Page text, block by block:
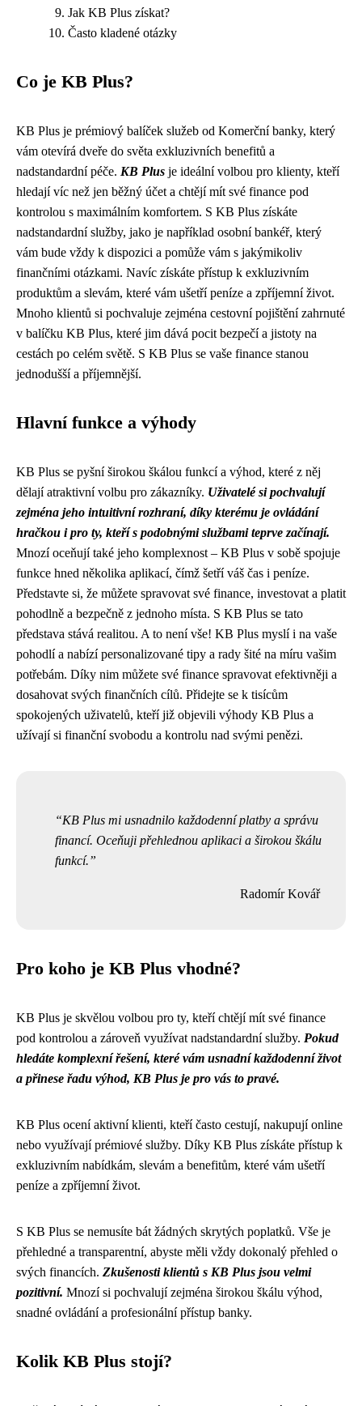
Jak KB Plus získat?
Často kladené otázky
Co je KB Plus?
KB Plus je prémiový balíček služeb od Komerční banky, který
vám otevírá dveře do světa exkluzivních benefitů a
nadstandardní péče. KB Plus je ideální volbou pro klienty, kteří
hledají víc než jen běžný účet a chtějí mít své finance pod
kontrolou s maximálním komfortem. S KB Plus získáte
nadstandardní služby, jako je například osobní bankéř, který
vám bude vždy k dispozici a pomůže vám s jakýmikoliv
finančními otázkami. Navíc získáte přístup k exkluzivním
produktům a slevám, které vám ušetří peníze a zpříjemní život.
Mnoho klientů si pochvaluje zejména cestovní pojištění zahrnuté
v balíčku KB Plus, které jim dává pocit bezpečí a jistoty na
cestách po celém světě. S KB Plus se vaše finance stanou
jednodušší a příjemnější.
Hlavní funkce a výhody
KB Plus se pyšní širokou škálou funkcí a výhod, které z něj
dělají atraktivní volbu pro zákazníky. Uživatelé si pochvalují
zejména jeho intuitivní rozhraní, díky kterému je ovládání
hračkou i pro ty, kteří s podobnými službami teprve začínají.
Mnozí oceňují také jeho komplexnost – KB Plus v sobě spojuje
funkce hned několika aplikací, čímž šetří váš čas i peníze.
Představte si, že můžete spravovat své finance, investovat a platit
pohodlně a bezpečně z jednoho místa. S KB Plus se tato
představa stává realitou. A to není vše! KB Plus myslí i na vaše
pohodlí a nabízí personalizované tipy a rady šité na míru vašim
potřebám. Díky nim můžete své finance spravovat efektivněji a
dosahovat svých finančních cílů. Přidejte se k tisícům
spokojených uživatelů, kteří již objevili výhody KB Plus a
užívají si finanční svobodu a kontrolu nad svými penězi.
KB Plus mi usnadnilo každodenní platby a správu
financí. Oceňuji přehlednou aplikaci a širokou škálu
funkcí.
Radomír Kovář
Pro koho je KB Plus vhodné?
KB Plus je skvělou volbou pro ty, kteří chtějí mít své finance
pod kontrolou a zároveň využívat nadstandardní služby. Pokud
hledáte komplexní řešení, které vám usnadní každodenní život
a přinese řadu výhod, KB Plus je pro vás to pravé.
KB Plus ocení aktivní klienti, kteří často cestují, nakupují online
nebo využívají prémiové služby. Díky KB Plus získáte přístup k
exkluzivním nabídkám, slevám a benefitům, které vám ušetří
peníze a zpříjemní život.
S KB Plus se nemusíte bát žádných skrytých poplatků. Vše je
přehledné a transparentní, abyste měli vždy dokonalý přehled o
svých financích. Zkušenosti klientů s KB Plus jsou velmi
pozitivní. Mnozí si pochvalují zejména širokou škálu výhod,
snadné ovládání a profesionální přístup banky.
Kolik KB Plus stojí?